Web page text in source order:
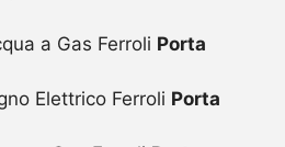
a Gas Ferroli Porta
Elettrico Ferroli Porta